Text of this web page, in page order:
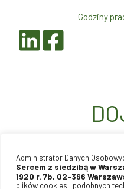
Administrator Danych
Sercem z siedzibą w
1920 r. 7b, 02-366
plików cookies i podobnych
Godziny